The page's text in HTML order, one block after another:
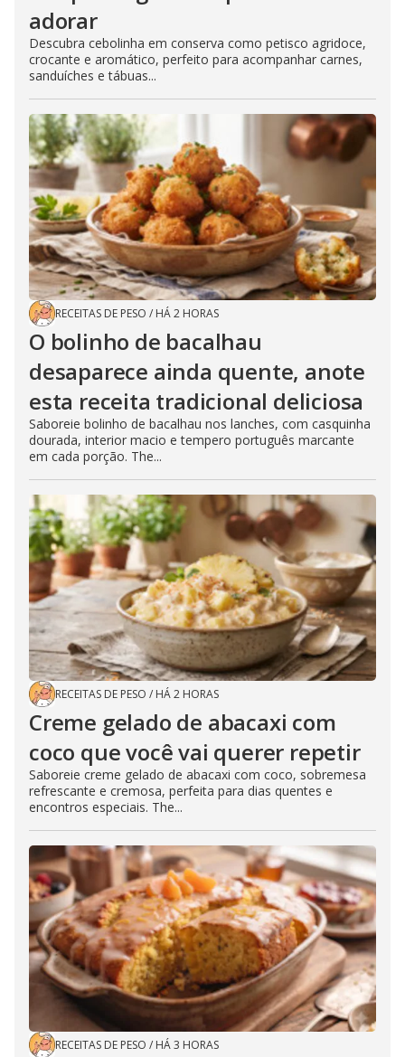
adorar
Descubra cebolinha em conserva como petisco agridoce,
crocante e aromático, perfeito para acompanhar carnes,
sanduíches e tábuas...
RECEITAS DE PESO / HÁ 2 HORAS
O bolinho de bacalhau
desaparece ainda quente, anote
esta receita tradicional deliciosa
Saboreie bolinho de bacalhau nos lanches, com casquinha
dourada, interior macio e tempero português marcante
em cada porção. The...
RECEITAS DE PESO / HÁ 2 HORAS
Creme gelado de abacaxi com
coco que você vai querer repetir
Saboreie creme gelado de abacaxi com coco, sobremesa
refrescante e cremosa, perfeita para dias quentes e
encontros especiais. The...
RECEITAS DE PESO / HÁ 3 HORAS